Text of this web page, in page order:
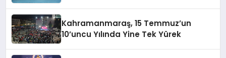
Kahramanmaraş, 15 Temmuz’un
10’uncu Yılında Yine Tek Yürek